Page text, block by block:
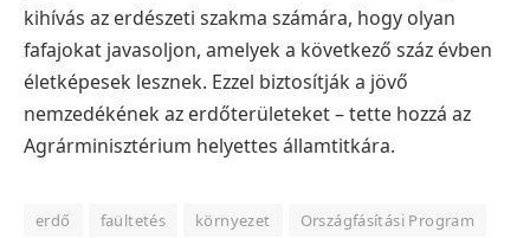
kihívás az erdészeti szakma számára, hogy olyan
fafajokat javasoljon, amelyek a következő száz évben
életképesek lesznek. Ezzel biztosítják a jövő
nemzedékének az erdőterületeket – tette hozzá az
Agrárminisztérium helyettes államtitkára.
erdő faültetés környezet
Országfásítási Program